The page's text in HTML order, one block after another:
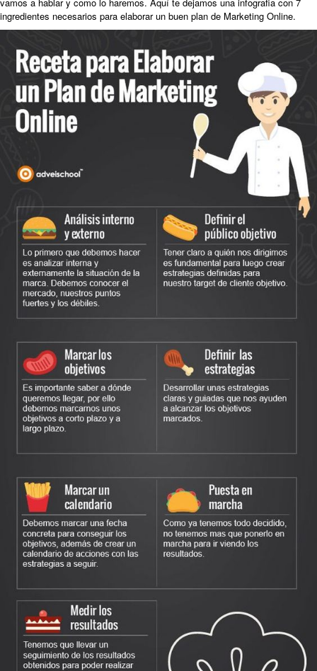
vamos a hablar y como lo haremos. Aquí te dejamos una infografia con 7
ingredientes necesarios para elaborar un buen plan de Marketing Online.